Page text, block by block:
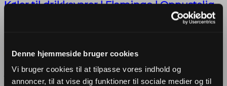
Denne hjemmeside bruger cookies
Vi bruger cookies til at tilpasse vores indhold og
annoncer, til at vise dig funktioner til sociale medier og til
Køler til drikkevarer | Flamingo | Oppustelig
Login / Opret konto
JA TAK TILBUD